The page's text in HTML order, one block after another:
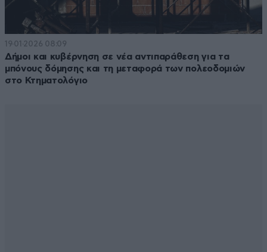
19·01·2026 08:09
Δήμοι και κυβέρνηση σε νέα αντιπαράθεση για τα
μπόνους δόμησης και τη μεταφορά των πολεοδομιών
στο Κτηματολόγιο